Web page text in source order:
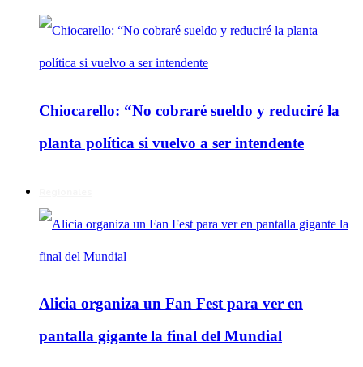
Chiocarello: “No cobraré sueldo y reduciré la
planta política si vuelvo a ser intendente
Alicia organiza un Fan Fest para ver en
pantalla gigante la final del Mundial